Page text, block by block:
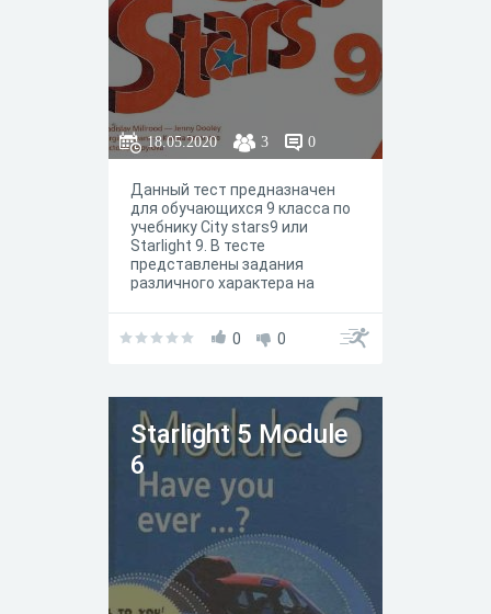
18.05.2020 3 0
Данный тест предназначен
для обучающихся 9 класса по
учебнику City stars9 или
Starlight 9. В тесте
представлены задания
различного характера на
5g. По сути, задания
тетради.
0 0
Starlight 5 Module
6